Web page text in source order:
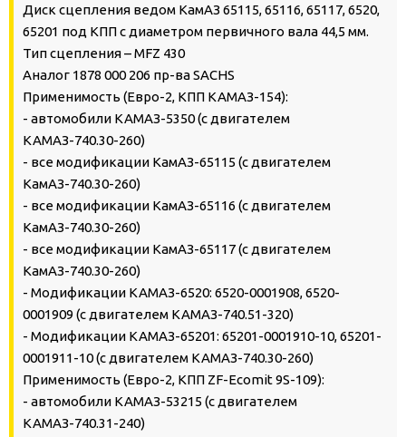
Диск сцепления ведом КамАЗ 65115, 65116, 65117, 6520,
65201 под КПП с диаметром первичного вала 44,5 мм.
Тип сцепления – MFZ 430
Аналог 1878 000 206 пр-ва SACHS
Применимость (Евро-2, КПП КАМАЗ-154):
- автомобили КАМАЗ-5350 (с двигателем
КАМАЗ-740.30-260)
- все модификации КамАЗ-65115 (с двигателем
КамАЗ-740.30-260)
- все модификации КамАЗ-65116 (с двигателем
КамАЗ-740.30-260)
- все модификации КамАЗ-65117 (с двигателем
КамАЗ-740.30-260)
- Модификации КАМАЗ-6520: 6520-0001908, 6520-
0001909 (с двигателем КАМАЗ-740.51-320)
- Модификации КАМАЗ-65201: 65201-0001910-10, 65201-
0001911-10 (с двигателем КАМАЗ-740.30-260)
Применимость (Евро-2, КПП ZF-Ecomit 9S-109):
- автомобили КАМАЗ-53215 (с двигателем
КАМАЗ-740.31-240)